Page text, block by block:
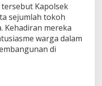
Kapolsek
sejumlah tokoh
Kehadiran mereka
warga dalam
di